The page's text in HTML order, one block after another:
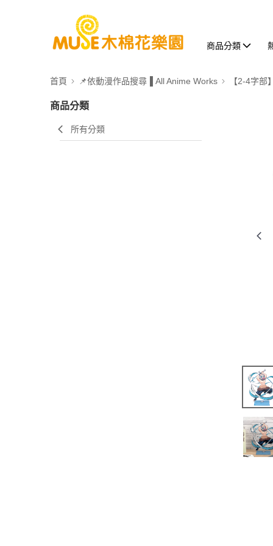
商品分類
首頁 📌依動漫作品搜尋▐ All Anime Works 【2-4字部
商品分類
所有分類